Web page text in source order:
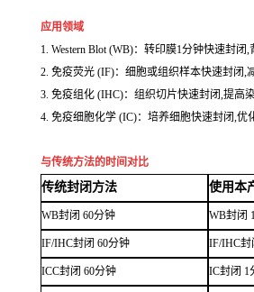
应用领域
1. Western Blot (WB)：转印膜1分钟快速封闭,
2. 免疫荧光 (IF)：细胞或组织样本快速封闭,
3. 免疫组化 (IHC)：组织切片快速封闭,提高染
4. 免疫细胞化学 (IC)：培养细胞快速封闭,优
与传统方法的时间对比
传统封闭方法 使用本
WB封闭 60分钟 WB封闭
IF/IHC封闭 60分钟 IF/IHC封
ICC封闭 60分钟 IC封闭 1